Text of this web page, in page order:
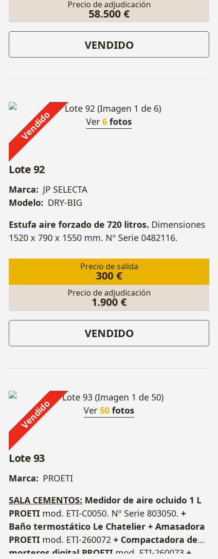
Precio de adjudicación
58.500 €
VENDIDO
Vendido Ver 6 fotos
Lote 92
Marca: JP SELECTA
Modelo: DRY-BIG
Estufa aire forzado de 720 litros. Dimensiones
1520 x 790 x 1550 mm. Nº Serie 0482116.
Precio de salida
300 €
Precio de adjudicación
1.900 €
VENDIDO
Vendido Ver 50 fotos
Lote 93
Marca: PROETI
SALA CEMENTOS: Medidor de aire ocluido 1 L
PROETI mod. ETI-C0050. Nº Serie 803050. +
Baño termostático Le Chatelier + Amasadora
PROETI mod. ETI-260072 + Compactadora de
morteros digital PROETI mod. ETI-260073 +